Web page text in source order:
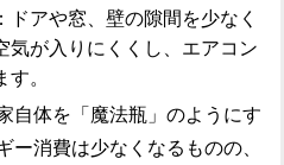
：ドアや窓、壁の隙間を少なく
気が入りにくくし、エアコン
。
自体を「魔法瓶」のようにす
ー消費は少なくなるものの、